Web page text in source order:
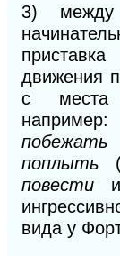
3)
движения
с места
побежать
поплыть
повести
вида у